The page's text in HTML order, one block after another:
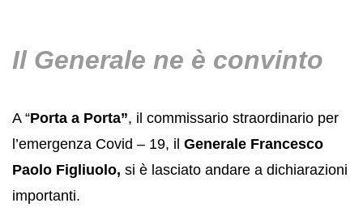
Il Generale ne è convinto
A “Porta a Porta”, il commissario straordinario per
l’emergenza Covid – 19, il Generale Francesco
Paolo Figliuolo, si è lasciato andare a dichiarazioni
importanti.